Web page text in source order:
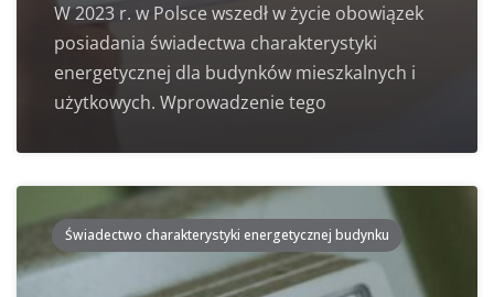
W 2023 r. w Polsce wszedł w życie obowiązek
posiadania świadectwa charakterystyki
energetycznej dla budynków mieszkalnych i
użytkowych. Wprowadzenie tego
Świadectwo charakterystyki energetycznej budynku